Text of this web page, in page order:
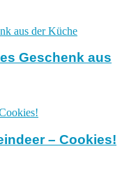
Geschenk aus
– Cookies!